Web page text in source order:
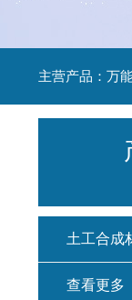
主营产品：万
土工合成
查看更多